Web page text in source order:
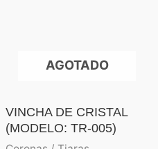
AGOTADO
VINCHA DE CRISTAL
(MODELO: TR-005)